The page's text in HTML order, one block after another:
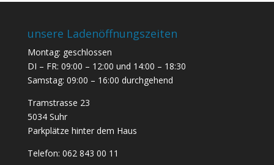
unsere Ladenöffnungszeiten
Montag: geschlossen
DI – FR: 09:00 – 12:00 und 14:00 – 18:30
Samstag: 09:00 – 16:00 durchgehend
Tramstrasse 23
5034 Suhr
Parkplätze hinter dem Haus
Telefon: 062 843 00 11